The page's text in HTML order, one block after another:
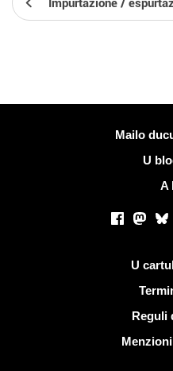
Impurtazione /
Mailo
U
A
Facebook
U
Reguli